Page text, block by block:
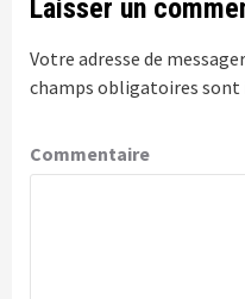
Laisser un
Votre adresse de
champs obligatoires sont
Commentaire